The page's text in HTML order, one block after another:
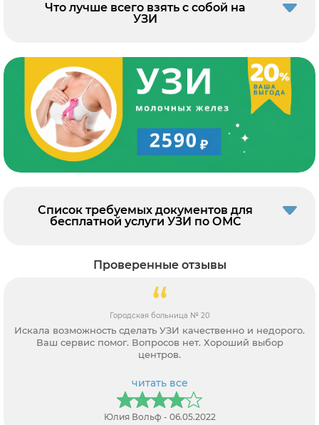
Что лучше всего взять с собой на
УЗИ
Список требуемых документов для
бесплатной услуги УЗИ по ОМС
Проверенные отзывы
Городская больница № 20
Искала возможность сделать УЗИ качественно и недорого.
Ваш сервис помог. Вопросов нет. Хороший выбор
центров.
читать все
Юлия Вольф - 06.05.2022